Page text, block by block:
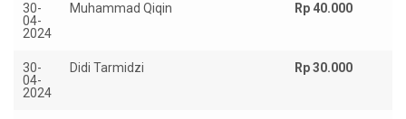
30-
04-
2024
Muhammad Qiqin Rp 40.000
30-
04-
2024
Didi Tarmidzi Rp 30.000